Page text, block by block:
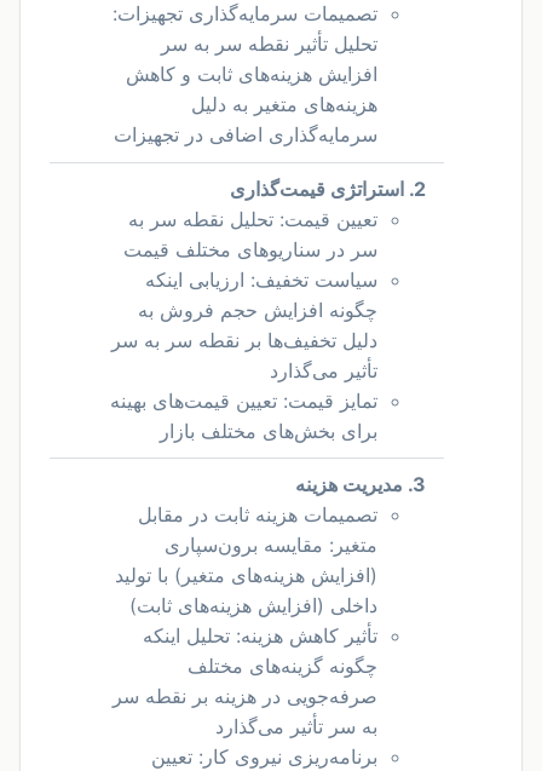
تصمیمات سرمایه‌گذاری تجهیزات:
تحلیل تأثیر نقطه سر به سر
افزایش هزینه‌های ثابت و کاهش
هزینه‌های متغیر به دلیل
سرمایه‌گذاری اضافی در تجهیزات
2. استراتژی قیمت‌گذاری
تعیین قیمت: تحلیل نقطه سر به
سر در سناریوهای مختلف قیمت
سیاست تخفیف: ارزیابی اینکه
چگونه افزایش حجم فروش به
دلیل تخفیف‌ها بر نقطه سر به سر
تأثیر می‌گذارد
تمایز قیمت: تعیین قیمت‌های بهینه
برای بخش‌های مختلف بازار
3. مدیریت هزینه
تصمیمات هزینه ثابت در مقابل
متغیر: مقایسه برون‌سپاری
(افزایش هزینه‌های متغیر) با تولید
داخلی (افزایش هزینه‌های ثابت)
تأثیر کاهش هزینه: تحلیل اینکه
چگونه گزینه‌های مختلف
صرفه‌جویی در هزینه بر نقطه سر
به سر تأثیر می‌گذارد
برنامه‌ریزی نیروی کار: تعیین